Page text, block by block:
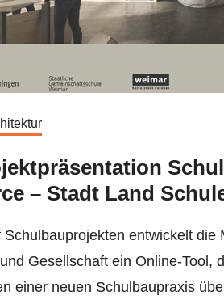
– Stadt Land
entwickelt die
Gesellschaft ein Online-Tool,
einer neuen Schulbaupraxis